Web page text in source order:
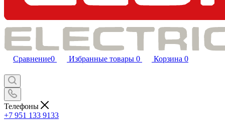
Сравнение0 Избранные товары 0 Корзина 0
Телефоны
+7 951 133 9133